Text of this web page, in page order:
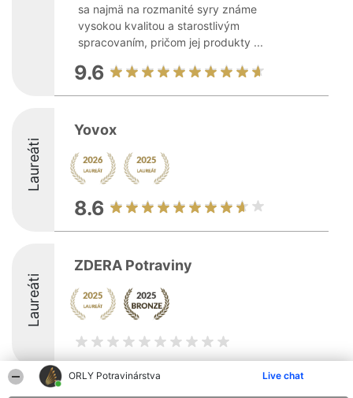
ORLY Potravinárstva Live chat
sa najmä na rozmanité syry známe
vysokou kvalitou a starostlivým
spracovaním, pričom jej produkty ...
9.6
Laureáti
Yovox
8.6
Laureáti
ZDERA Potraviny